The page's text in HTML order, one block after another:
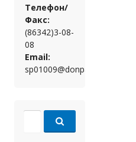
Телефон/
Факс:
(86342)3-08-
08
Email:
sp01009@donpac.ru
Search for: